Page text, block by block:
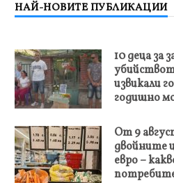
НАЙ-НОВИТЕ ПУБЛИКАЦИИ
10 деца за
извикали
годишно
От 9
двойните
евро –